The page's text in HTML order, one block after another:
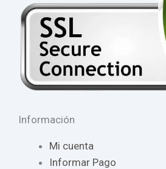
Información
Mi cuenta
Informar Pago